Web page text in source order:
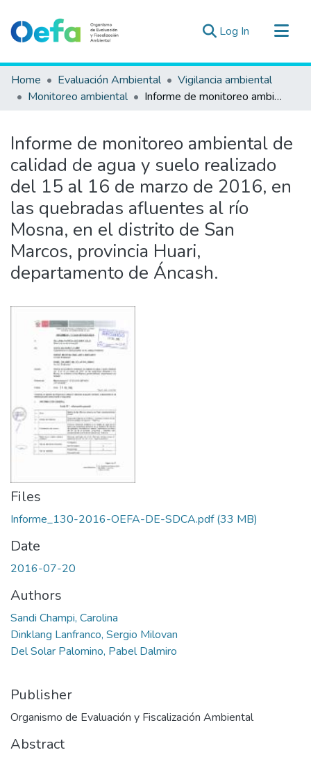
Log In (current)
Communities & Collections
All of DSpace
Estad. Externas
Guias ▾
Home Evaluación Ambiental
Vigilancia ambiental
Monitoreo ambiental
Informe de monitoreo ambiental de calidad de agua y suelo realizado del 15 al 16 de marzo de 2016, en las quebradas afluentes al río Mosna, en el distrito de San Marcos, provincia Huari, departamento de Áncash.
Informe de monitoreo ambiental de
calidad de agua y suelo realizado
del 15 al 16 de marzo de 2016, en
las quebradas afluentes al río
Mosna, en el distrito de San
Marcos, provincia Huari,
departamento de Áncash.
Files
Informe_130-2016-OEFA-DE-SDCA.pdf(33 MB)
Date
2016-07-20
Authors
Sandi Champi, Carolina
Dinklang Lanfranco, Sergio Milovan
Del Solar Palomino, Pabel Dalmiro
Publisher
Organismo de Evaluación y Fiscalización Ambiental
Abstract